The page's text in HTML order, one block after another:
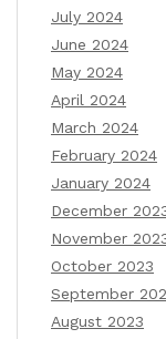
July 2024
June 2024
May 2024
April 2024
March 2024
February 2024
January 2024
December
November
October 2023
September
August 2023